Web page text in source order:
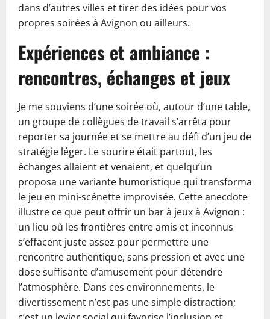
dans d’autres villes et tirer des idées pour vos
propres soirées à Avignon ou ailleurs.
Expériences et ambiance :
rencontres, échanges et jeux
Je me souviens d’une soirée où, autour d’une table,
un groupe de collègues de travail s’arrêta pour
reporter sa journée et se mettre au défi d’un jeu de
stratégie léger. Le sourire était partout, les
échanges allaient et venaient, et quelqu’un
proposa une variante humoristique qui transforma
le jeu en mini-scénette improvisée. Cette anecdote
illustre ce que peut offrir un bar à jeux à Avignon :
un lieu où les frontières entre amis et inconnus
s’effacent juste assez pour permettre une
rencontre authentique, sans pression et avec une
dose suffisante d’amusement pour détendre
l’atmosphère. Dans ces environnements, le
divertissement n’est pas une simple distraction;